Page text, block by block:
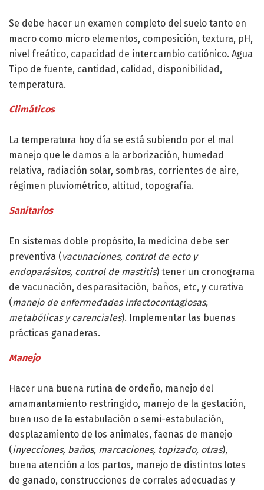
Se debe hacer un examen completo del suelo tanto en
macro como micro elementos, composición, textura, pH,
nivel freático, capacidad de intercambio catiónico. Agua
Tipo de fuente, cantidad, calidad, disponibilidad,
temperatura.
Climáticos
La temperatura hoy día se está subiendo por el mal
manejo que le damos a la arborización, humedad
relativa, radiación solar, sombras, corrientes de aire,
régimen pluviométrico, altitud, topografía.
Sanitarios
En sistemas doble propósito, la medicina debe ser
preventiva (vacunaciones, control de ecto y
endoparásitos, control de mastitis) tener un cronograma
de vacunación, desparasitación, baños, etc, y curativa
(manejo de enfermedades infectocontagiosas,
metabólicas y carenciales). Implementar las buenas
prácticas ganaderas.
Manejo
Hacer una buena rutina de ordeño, manejo del
amamantamiento restringido, manejo de la gestación,
buen uso de la estabulación o semi-estabulación,
desplazamiento de los animales, faenas de manejo
(inyecciones, baños, marcaciones, topizado, otras),
buena atención a los partos, manejo de distintos lotes
de ganado, construcciones de corrales adecuadas y